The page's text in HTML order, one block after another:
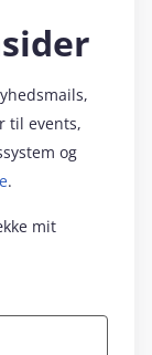
til events,
og
.
mit